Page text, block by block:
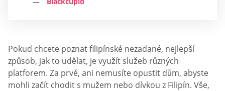
Pokud chcete poznat filipínské nezadané, nejlepší
způsob, jak to udělat, je využít služeb různých
platforem. Za prvé, ani nemusíte opustit dům, abyste
mohli začít chodit s mužem nebo dívkou z Filipín. Vše,